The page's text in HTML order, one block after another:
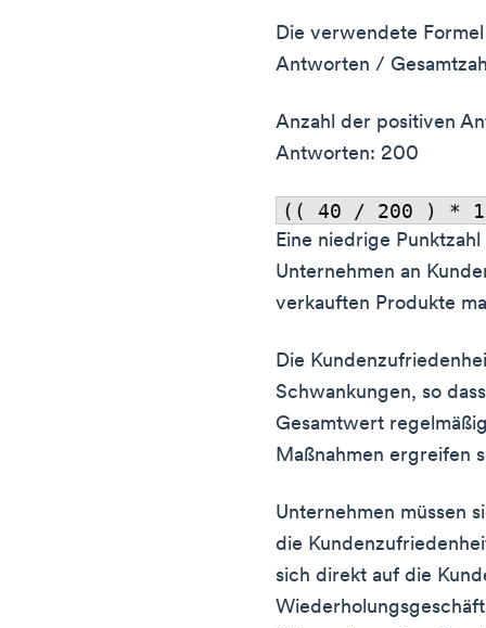
Die verwendete
Antworten /
Anzahl der positiven
Antworten: 200
Eine niedrige
Unternehmen an
verkauften Produkte
Die
Schwankungen, so
Gesamtwert
Maßnahmen ergreifen
Unternehmen müssen
die
sich direkt auf die